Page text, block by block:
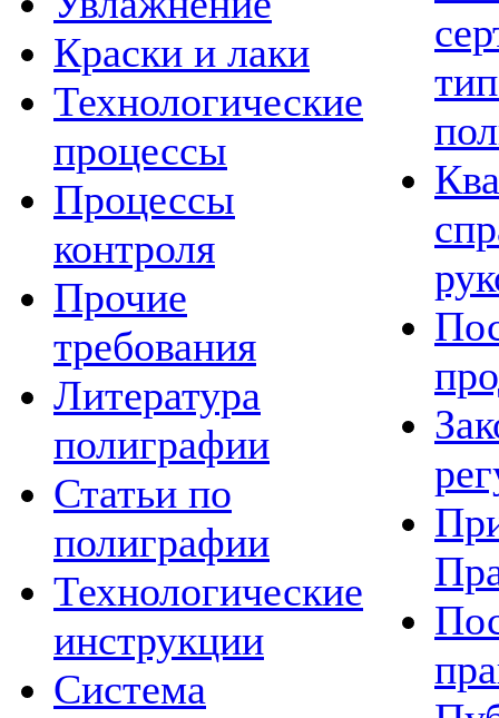
Краски и лаки
Технологические
процессы
Процессы
контроля
Прочие
требования
Литература
полиграфии
Статьи по
полиграфии
Технологические
инструкции
Система